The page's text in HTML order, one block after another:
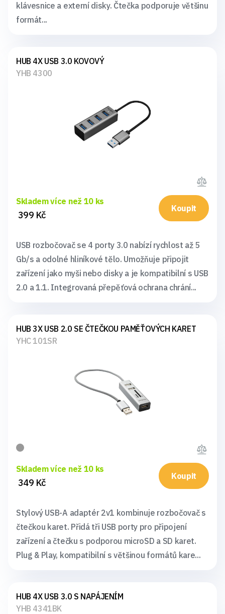
klávesnice a externí disky. Čtečka podporuje většinu
formát...
HUB 4X USB 3.0 KOVOVÝ
YHB 4300
Skladem více než 10 ks
399 Kč
Koupit
USB rozbočovač se 4 porty 3.0 nabízí rychlost až 5
Gb/s a odolné hliníkové tělo. Umožňuje připojit
zařízení jako myši nebo disky a je kompatibilní s USB
2.0 a 1.1. Integrovaná přepěťová ochrana chrání...
HUB 3X USB 2.0 SE ČTEČKOU PAMĚŤOVÝCH KARET
YHC 101SR
Skladem více než 10 ks
349 Kč
Koupit
Stylový USB-A adaptér 2v1 kombinuje rozbočovač s
čtečkou karet. Přidá tři USB porty pro připojení
zařízení a čtečku s podporou microSD a SD karet.
Plug & Play, kompatibilní s většinou formátů kare...
HUB 4X USB 3.0 S NAPÁJENÍM
YHB 4341BK